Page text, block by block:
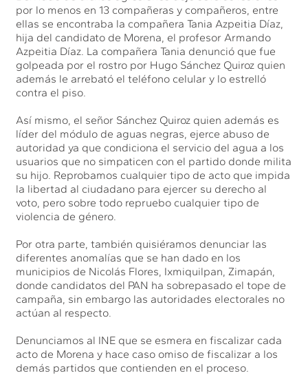
por lo menos en 13 compañeras y compañeros, entre
ellas se encontraba la compañera Tania Azpeitia Díaz,
hija del candidato de Morena, el profesor Armando
Azpeitia Díaz. La compañera Tania denunció que fue
golpeada por el rostro por Hugo Sánchez Quiroz quien
además le arrebató el teléfono celular y lo estrelló
contra el piso.
Así mismo, el señor Sánchez Quiroz quien además es
líder del módulo de aguas negras, ejerce abuso de
autoridad ya que condiciona el servicio del agua a los
usuarios que no simpaticen con el partido donde milita
su hijo. Reprobamos cualquier tipo de acto que impida
la libertad al ciudadano para ejercer su derecho al
voto, pero sobre todo repruebo cualquier tipo de
violencia de género.
Por otra parte, también quisiéramos denunciar las
diferentes anomalías que se han dado en los
municipios de Nicolás Flores, Ixmiquilpan, Zimapán,
donde candidatos del PAN ha sobrepasado el tope de
campaña, sin embargo las autoridades electorales no
actúan al respecto.
Denunciamos al INE que se esmera en fiscalizar cada
acto de Morena y hace caso omiso de fiscalizar a los
demás partidos que contienden en el proceso.